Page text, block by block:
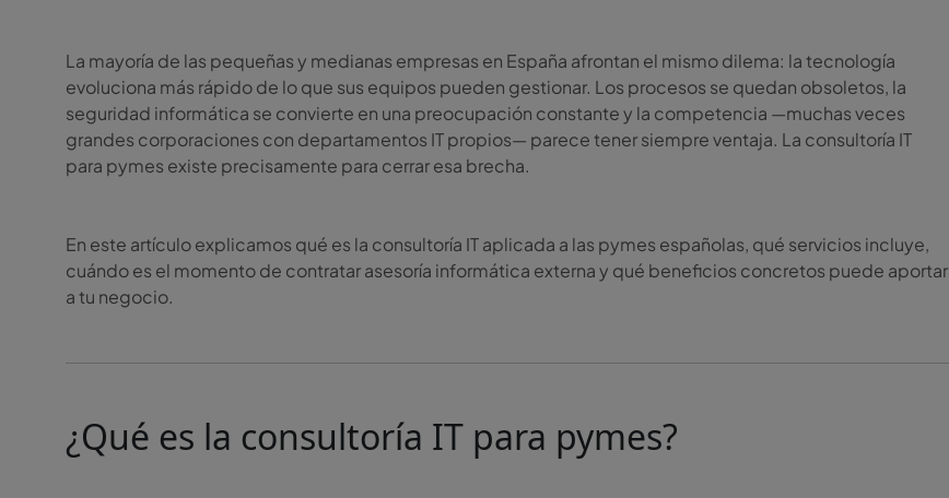
La mayoría de las pequeñas y medianas empresas en España afrontan el mismo dilema: la tecnología
evoluciona más rápido de lo que sus equipos pueden gestionar. Los procesos se quedan obsoletos, la
seguridad informática se convierte en una preocupación constante y la competencia —muchas veces
grandes corporaciones con departamentos IT propios— parece tener siempre ventaja. La consultoría IT
para pymes existe precisamente para cerrar esa brecha.
En este artículo explicamos qué es la consultoría IT aplicada a las pymes españolas, qué servicios incluye,
cuándo es el momento de contratar asesoría informática externa y qué beneficios concretos puede aportar
a tu negocio.
¿Qué es la consultoría IT para pymes?